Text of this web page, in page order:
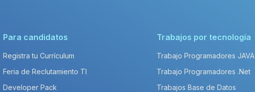
Para candidatos
Registra tu Currículum
Feria de Reclutamiento TI
Developer Pack
Trabajos por tecnología
Trabajo Programadores JAVA
Trabajo Programadores .Net
Trabajos Base de Datos